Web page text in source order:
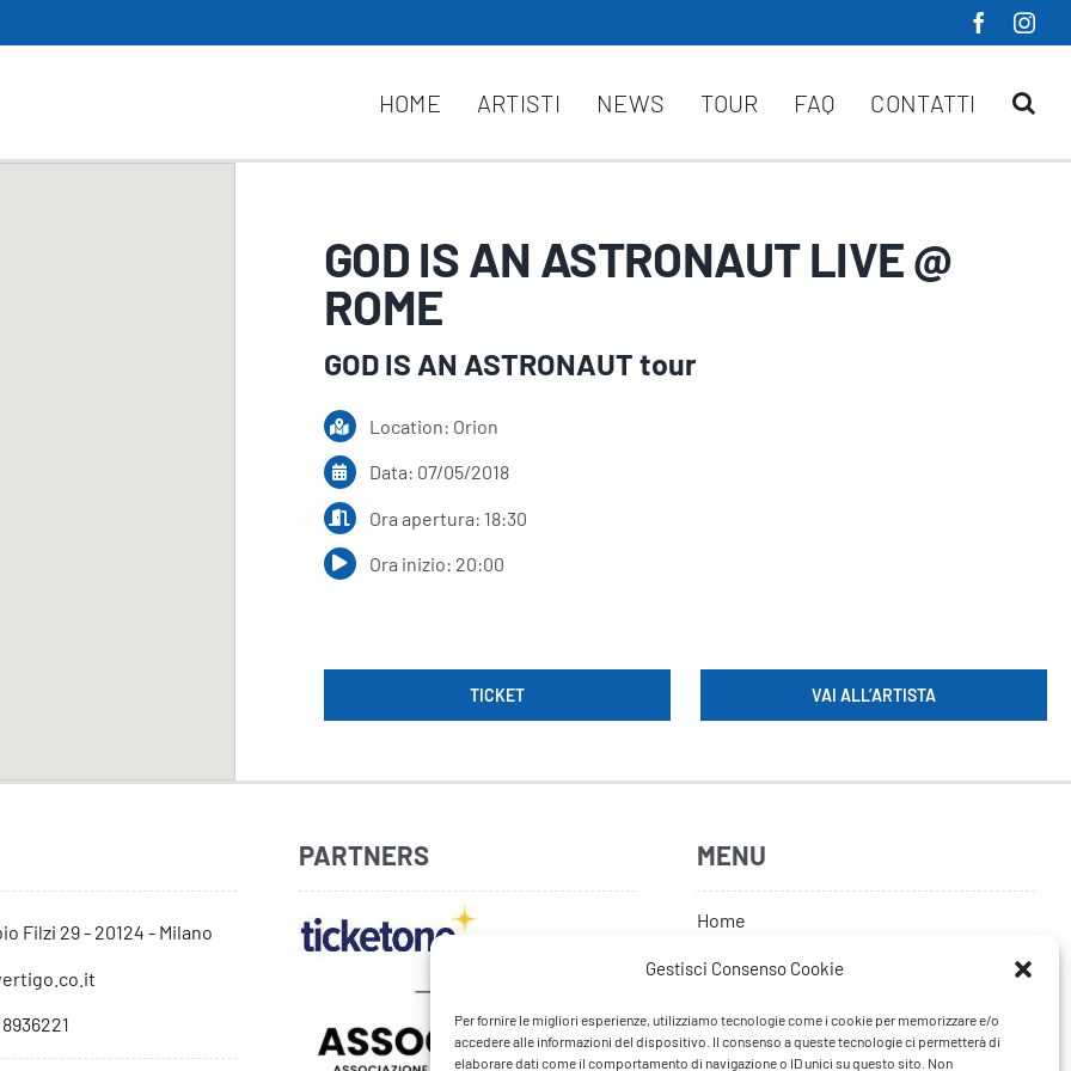
Gestisci Consenso Cookie
Per fornire le migliori esperienze, utilizziamo tecnologie come i cookie per memorizzare e/o
accedere alle informazioni del dispositivo. Il consenso a queste tecnologie ci permetterà di
elaborare dati come il comportamento di navigazione o ID unici su questo sito. Non
HOME ARTISTI NEWS TOUR FAQ CONTATTI
GOD IS AN ASTRONAUT LIVE @
ROME
GOD IS AN ASTRONAUT tour
Location: Orion
Data: 07/05/2018
Ora apertura: 18:30
Ora inizio: 20:00
TICKET VAI ALL’ARTISTA
Filzi 29 - 20124 - Milano
PARTNERS MENU
Home
Artisti
News
Tour